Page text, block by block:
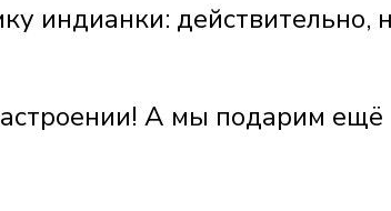
индианки: действительно,
А мы подарим ещё